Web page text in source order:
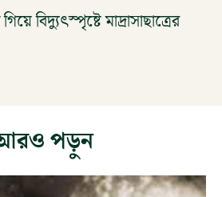
বিদ্যুৎস্পৃষ্টে মাদ্রাসাছাত্রের
পড়ুন